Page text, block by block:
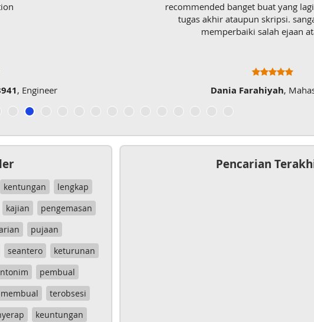
, Engineer
recommended banget buat yang
tugas akhir ataupun skripsi.
memperbaiki salah ejaan
Dania Farahiyah,
kentungan
lengkap
kajian
pengemasan
pujaan
seantero
keturunan
pembual
membual
terobsesi
keuntungan
Pencarian